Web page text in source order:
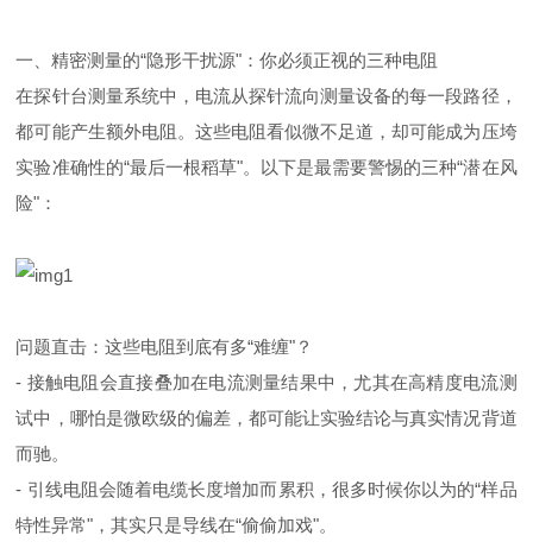
一、精密测量的“隐形干扰源"：你必须正视的三种电阻
在探针台测量系统中，电流从探针流向测量设备的每一段路径，
都可能产生额外电阻。这些电阻看似微不足道，却可能成为压垮
实验准确性的“最后一根稻草"。以下是最需要警惕的三种“潜在风
险"：
问题直击：这些电阻到底有多“难缠"？
- 接触电阻会直接叠加在电流测量结果中，尤其在高精度电流测
试中，哪怕是微欧级的偏差，都可能让实验结论与真实情况背道
而驰。
- 引线电阻会随着电缆长度增加而累积，很多时候你以为的“样品
特性异常"，其实只是导线在“偷偷加戏"。